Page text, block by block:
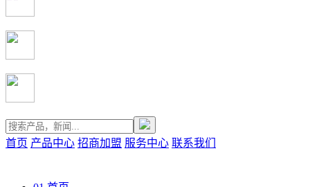
首页 产品中心 招商加盟 服务中心 联系我们